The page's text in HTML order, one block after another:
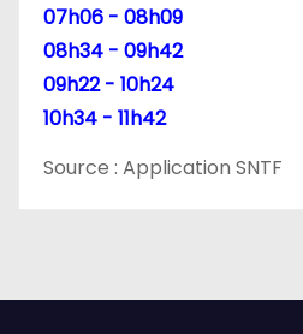
07h06 - 08h09
08h34 - 09h42
09h22 - 10h24
10h34 - 11h42
Source : Application SNTF